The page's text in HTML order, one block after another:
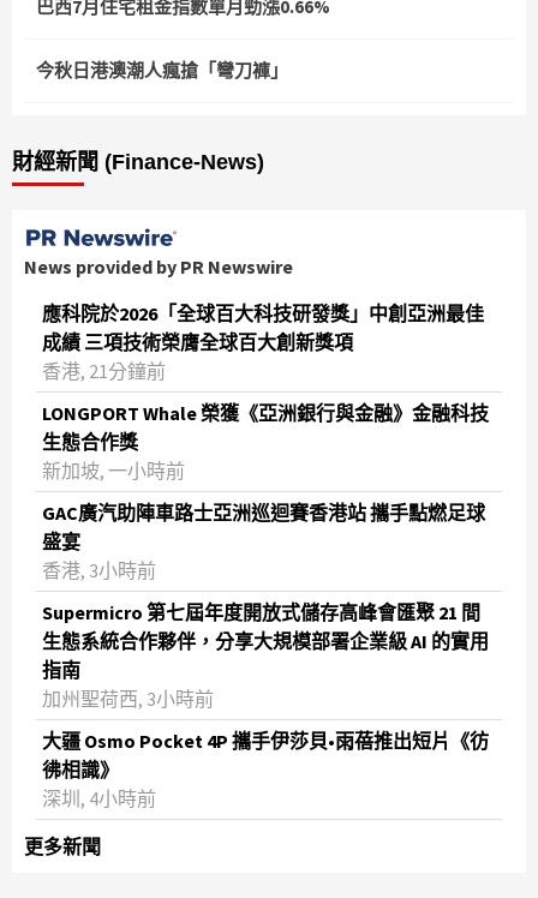
巴西7月住宅租金指數單月勁漲0.66%
今秋日港澳潮人瘋搶「彎刀褲」
財經新聞 (Finance-News)
News provided by PR Newswire
應科院於2026「全球百大科技研發獎」中創亞洲最佳
成績 三項技術榮膺全球百大創新獎項
香港, 21分鐘前
LONGPORT Whale 榮獲《亞洲銀行與金融》金融科技
生態合作獎
新加坡, 一小時前
GAC廣汽助陣車路士亞洲巡迴賽香港站 攜手點燃足球
盛宴
香港, 3小時前
Supermicro 第七屆年度開放式儲存高峰會匯聚 21 間
生態系統合作夥伴，分享大規模部署企業級 AI 的實用
指南
加州聖荷西, 3小時前
大疆 Osmo Pocket 4P 攜手伊莎貝•雨蓓推出短片《彷
彿相識》
深圳, 4小時前
更多新聞